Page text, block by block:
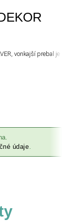
vonkajší prebal je
údaje.